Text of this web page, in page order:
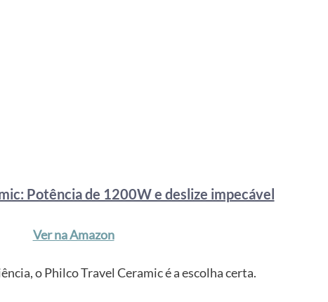
Potência de 1200W e deslize impecável
Ver na Amazon
o Philco Travel Ceramic é a escolha certa.